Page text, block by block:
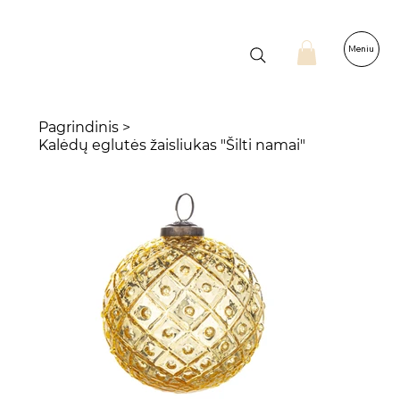
Meniu
Pagrindinis >
Kalėdų eglutės žaisliukas "Šilti namai"